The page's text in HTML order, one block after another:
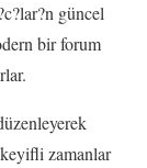
güncel
bir forum
zamanlar